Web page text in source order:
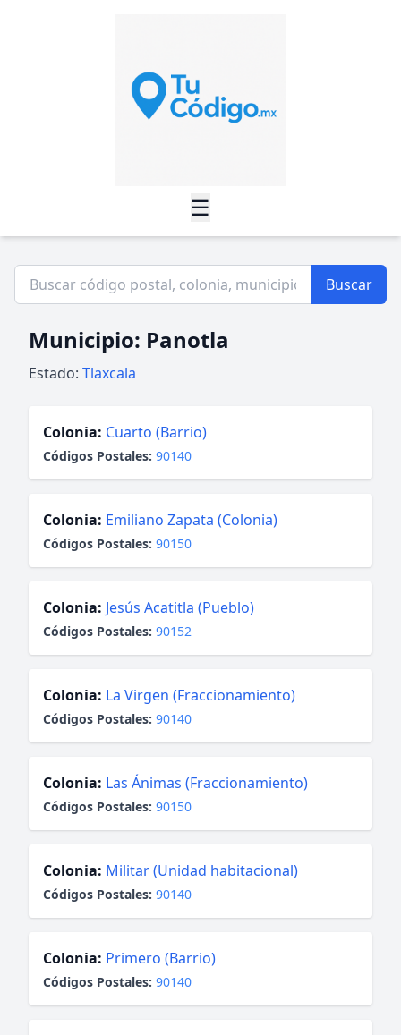
☰
Buscar
Municipio: Panotla
Estado: Tlaxcala
Colonia: Cuarto (Barrio)
Códigos Postales: 90140
Colonia: Emiliano Zapata (Colonia)
Códigos Postales: 90150
Colonia: Jesús Acatitla (Pueblo)
Códigos Postales: 90152
Colonia: La Virgen (Fraccionamiento)
Códigos Postales: 90140
Colonia: Las Ánimas (Fraccionamiento)
Códigos Postales: 90150
Colonia: Militar (Unidad habitacional)
Códigos Postales: 90140
Colonia: Primero (Barrio)
Códigos Postales: 90140